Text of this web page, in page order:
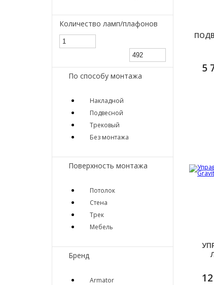
Количество ламп/плафонов
По способу монтажа
Накладной
Подвесной
Трековый
Без монтажа
Поверхность монтажа
Потолок
Стена
Трек
Мебель
Бренд
Armator
5